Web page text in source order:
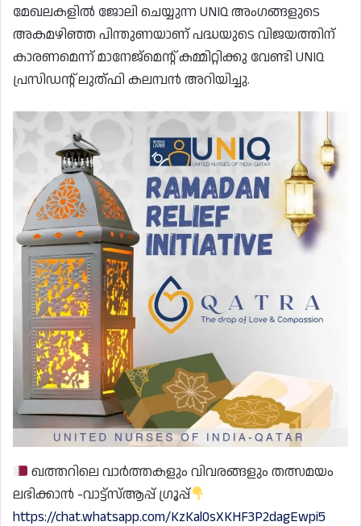
മേഖലകളിൽ ജോലി ചെയ്യുന്ന UNIQ അംഗങ്ങളുടെ
അകമഴിഞ്ഞ പിന്തുണയാണ് പദ്ധയുടെ വിജയത്തിന്
കാരണമെന്ന് മാനേജ്മെന്റ് കമ്മിറ്റിക്കു വേണ്ടി UNIQ
പ്രസിഡന്റ്‌ ലുത്ഫി കലമ്പൻ അറിയിച്ചു.
ഖത്തറിലെ വാർത്തകളും വിവരങ്ങളും തത്സമയം
ലഭിക്കാൻ -വാട്ട്സ്ആപ്പ് ഗ്രൂപ്പ്
https://chat.whatsapp.com/KzKal0sXKHF3P2dagEwpi5